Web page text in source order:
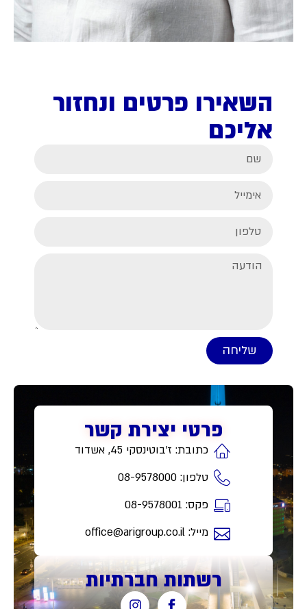
השאירו פרטים ונחזור
אליכם
שליחה
פרטי יצירת קשר
כתובת: ז'בוטינסקי 45, אשדוד
טלפון: 08-9578000
פקס: 08-9578001
מייל: office@arigroup.co.il
רשתות חברתיות